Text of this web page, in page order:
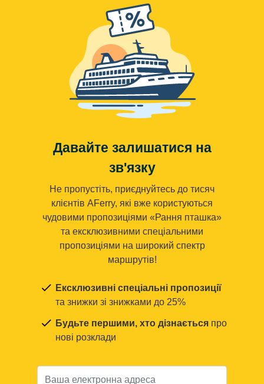
Давайте залишатися на
зв'язку
Не пропустіть, приєднуйтесь до тисяч
клієнтів AFerry, які вже користуються
чудовими пропозиціями «Рання пташка»
та ексклюзивними спеціальними
пропозиціями на широкий спектр
маршрутів!
Ексклюзивні спеціальні пропозиції
та знижки зі знижками до 25%
Будьте першими, хто дізнається про
нові розклади